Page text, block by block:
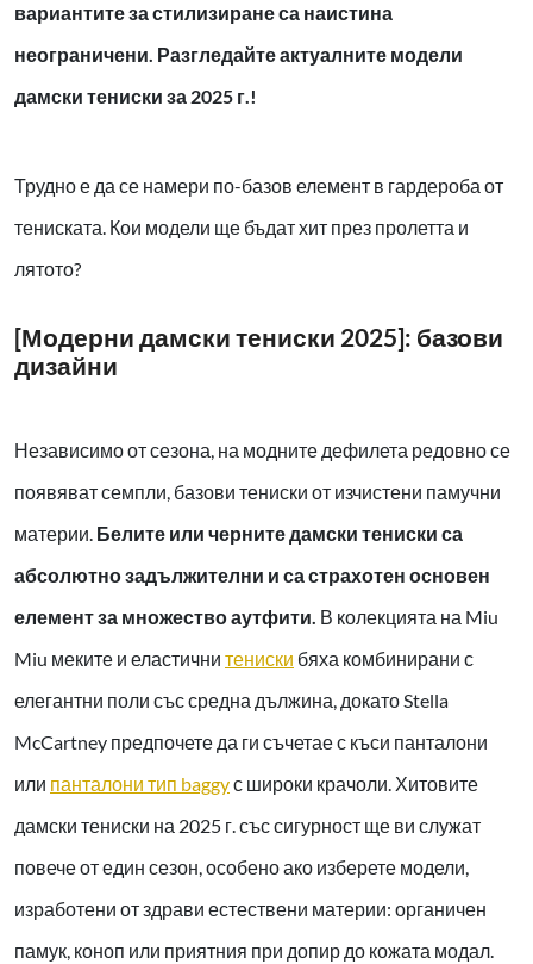
вариантите за стилизиране са наистина
неограничени. Разгледайте актуалните модели
дамски тениски за 2025 г.!
Трудно е да се намери по-базов елемент в гардероба от
тениската. Кои модели ще бъдат хит през пролетта и
лятото?
[Модерни дамски тениски 2025]: базови
дизайни
Независимо от сезона, на модните дефилета редовно се
появяват семпли, базови тениски от изчистени памучни
материи. Белите или черните дамски тениски са
абсолютно задължителни и са страхотен основен
елемент за множество аутфити. В колекцията на Miu
Miu меките и еластични тениски бяха комбинирани с
елегантни поли със средна дължина, докато Stella
McCartney предпочете да ги съчетае с къси панталони
или панталони тип baggyс широки крачоли. Хитовите
дамски тениски на 2025 г. със сигурност ще ви служат
повече от един сезон, особено ако изберете модели,
изработени от здрави естествени материи: органичен
памук, коноп или приятния при допир до кожата модал.